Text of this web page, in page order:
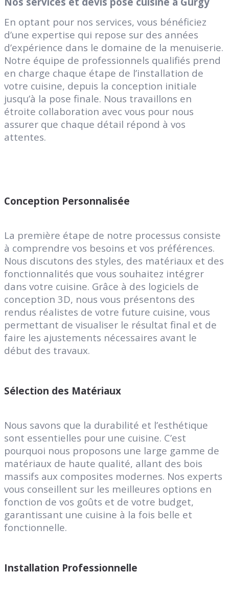
En optant pour nos services, vous bénéficiez
d’une expertise qui repose sur des années
d’expérience dans le domaine de la menuiserie.
Notre équipe de professionnels qualifiés prend
en charge chaque étape de l’installation de
votre cuisine, depuis la conception initiale
jusqu’à la pose finale. Nous travaillons en
étroite collaboration avec vous pour nous
assurer que chaque détail répond à vos
attentes.
Conception Personnalisée
La première étape de notre processus consiste
à comprendre vos besoins et vos préférences.
Nous discutons des styles, des matériaux et des
fonctionnalités que vous souhaitez intégrer
dans votre cuisine. Grâce à des logiciels de
conception 3D, nous vous présentons des
rendus réalistes de votre future cuisine, vous
permettant de visualiser le résultat final et de
faire les ajustements nécessaires avant le
début des travaux.
Sélection des Matériaux
Nous savons que la durabilité et l’esthétique
sont essentielles pour une cuisine. C’est
pourquoi nous proposons une large gamme de
matériaux de haute qualité, allant des bois
massifs aux composites modernes. Nos experts
vous conseillent sur les meilleures options en
fonction de vos goûts et de votre budget,
garantissant une cuisine à la fois belle et
fonctionnelle.
Installation Professionnelle